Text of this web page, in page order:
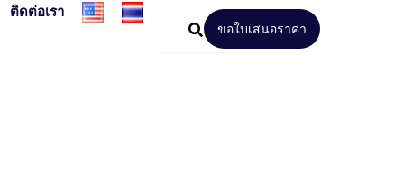
ติดต่อเรา
ขอใบเสนอราคา